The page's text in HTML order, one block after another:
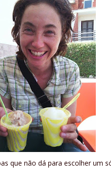
que não dá para escolher um